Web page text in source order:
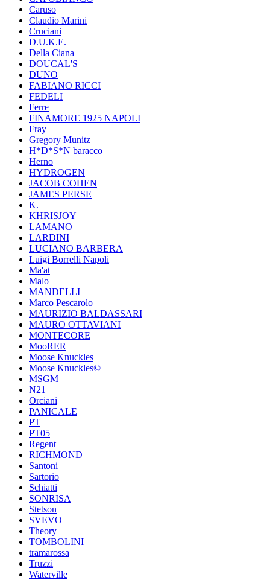
Caruso
Claudio Marini
Cruciani
D.U.K.E.
Della Ciana
DOUCAL'S
DUNO
FABIANO RICCI
FEDELI
Ferre
FINAMORE 1925 NAPOLI
Fray
Gregory Munitz
H*D*S*N baracco
Herno
HYDROGEN
JACOB COHEN
JAMES PERSE
K.
KHRISJOY
LAMANO
LARDINI
LUCIANO BARBERA
Luigi Borrelli Napoli
Ma'at
Malo
MANDELLI
Marco Pescarolo
MAURIZIO BALDASSARI
MAURO OTTAVIANI
MONTECORE
MooRER
Moose Knuckles
Moose Knuckles©️
MSGM
N21
Orciani
PANICALE
PT
PT05
Regent
RICHMOND
Santoni
Sartorio
Schiatti
SONRISA
Stetson
SVEVO
Theory
TOMBOLINI
tramarossa
Truzzi
Waterville